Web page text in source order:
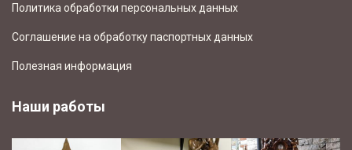
Политика обработки персональных данных
Соглашение на обработку паспортных данных
Полезная информация
Наши работы